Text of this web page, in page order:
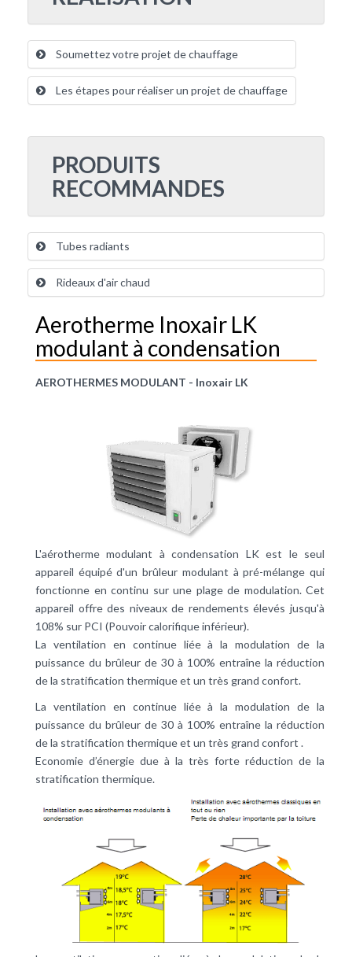
Soumettez votre projet de chauffage
Les étapes pour réaliser un projet de chauffage
PRODUITS
RECOMMANDES
Tubes radiants
Rideaux d'air chaud
Aerotherme Inoxair LK
modulant à condensation
AEROTHERMES MODULANT - Inoxair LK
L'aérotherme modulant à condensation LK est le seul
appareil équipé d'un brûleur modulant à pré-mélange qui
fonctionne en continu sur une plage de modulation. Cet
appareil offre des niveaux de rendements élevés jusqu'à
108% sur PCI (Pouvoir calorifique inférieur).
La ventilation en continue liée à la modulation de la
puissance du brûleur de 30 à 100% entraîne la réduction
de la stratification thermique et un très grand confort.
La ventilation en continue liée à la modulation de la
puissance du brûleur de 30 à 100% entraîne la réduction
de la stratification thermique et un très grand confort .
Economie d’énergie due à la très forte réduction de la
stratification thermique.